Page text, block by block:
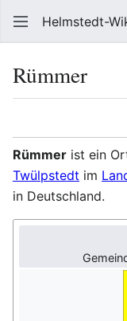
Helmstedt-
Rümmer
Rümmer ist ein
Twülpstedt im
in Deutschland.